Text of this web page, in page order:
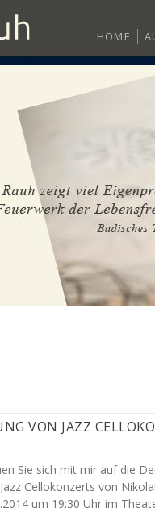
HOME
VON JAZZ
Sie sich mit mir auf die
Cellokonzerts von
um 19:30 Uhr im